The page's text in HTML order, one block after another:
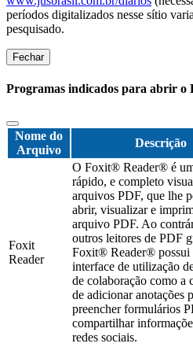
períodos digitalizados nesse sítio
pesquisado.
Fechar
Programas indicados para abrir o
Nome do
Arquivo
Descrição
Foxit
Reader
O Foxit® Reader® é
rápido, e completo
arquivos PDF, que lhe
abrir, visualizar e
arquivo PDF. Ao
outros leitores de PDF
Foxit® Reader® possui
interface de utilização
de colaboração como a
de adicionar anotações
preencher formulários
compartilhar
redes sociais.